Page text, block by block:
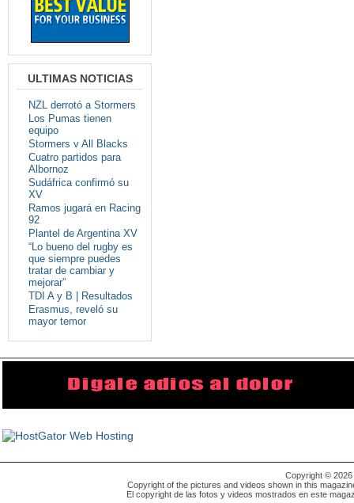
ULTIMAS NOTICIAS
NZL derrotó a Stormers
Los Pumas tienen
equipo
Stormers v All Blacks
Cuatro partidos para
Albornoz
Sudáfrica confirmó su
XV
Ramos jugará en Racing
92
Plantel de Argentina XV
“Lo bueno del rugby es
que siempre puedes
tratar de cambiar y
mejorar”
TDI A y B | Resultados
Erasmus, reveló su
mayor temor
Copyright © 2026
Copyright of the pictures and videos shown in this
El copyright de las fotos y videos mostrados en este